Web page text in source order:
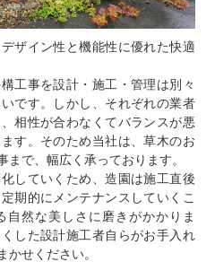
ザイン性と機能性に優れた快適
工事を設計・施工・管理は別々
です。しかし、それぞれの業者
相性が合わなくてバランスが悪
す。そのため当社は、草木のお
で、幅広く承っております。
していくため、造園は施工直後
期的にメンテナンスしていくこ
自然な美しさに磨きがかかりま
した設計施工者自らがお手入れ
かせください。